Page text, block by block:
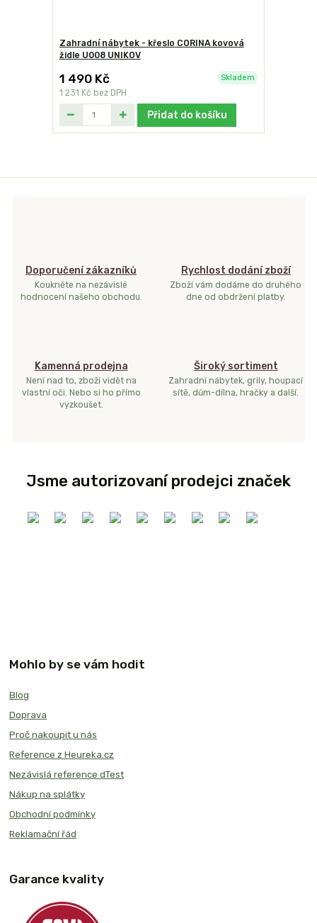
Zahradní nábytek - křeslo CORINA kovová
židle U008 UNIKOV
1 490 Kč
1 231 Kč bez DPH
Skladem
Přidat do košíku
Doporučení zákazníků
Koukněte na nezávislé
hodnocení našeho obchodu.
Rychlost dodání zboží
Zboží vám dodáme do druhého
dne od obdržení platby.
Kamenná prodejna
Není nad to, zboží vidět na
vlastní oči. Nebo si ho přímo
vyzkoušet.
Široký sortiment
Zahradní nábytek, grily, houpací
sítě, dům-dílna, hračky a další.
Jsme autorizovaní prodejci značek
Mohlo by se vám hodit
Blog
Doprava
Proč nakoupit u nás
Reference z Heureka.cz
Nezávislá reference dTest
Nákup na splátky
Obchodní podmínky
Reklamační řád
Garance kvality